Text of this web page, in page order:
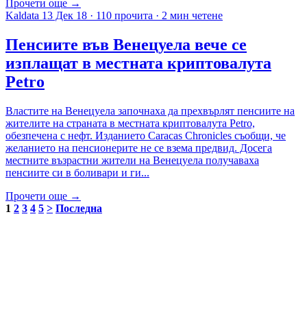
Прочети още →
Kaldata 13 Дек 18 · 110 прочита · 2 мин четене
Пенсиите във Венецуела вече се
изплащат в местната криптовалута
Petro
Властите на Венецуела започнаха да прехвърлят пенсиите на
жителите на страната в местната криптовалута Petro,
обезпечена с нефт. Изданието Caracas Chronicles съобщи, че
желанието на пенсионерите не се взема предвид. Досега
местните възрастни жители на Венецуела получаваха
пенсиите си в боливари и ги...
Прочети още →
1 2 3 4 5 > Последна